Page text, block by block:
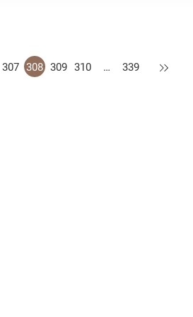
307 308 309 310 … 339 下一页